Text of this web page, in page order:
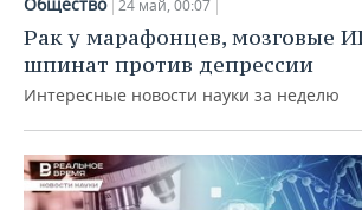
24 май, 00:07
Рак у марафонцев, мозговые
шпинат против депрессии
Интересные новости науки за неделю